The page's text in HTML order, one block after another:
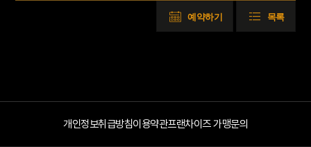
예약하기 목록
개인정보취급방침이용약관프랜차이즈 가맹문의